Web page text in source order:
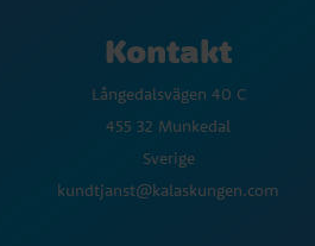
Kontakt
Långedalsvägen 40 C
455 32 Munkedal
Sverige
kundtjanst@kalaskungen.com